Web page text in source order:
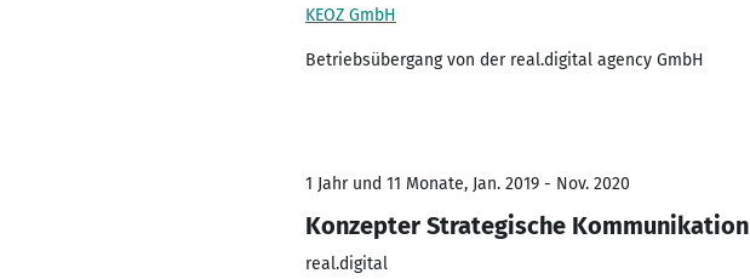
KEOZ GmbH
Betriebsübergang von der real.digital agency GmbH
1 Jahr und 11 Monate, Jan. 2019 - Nov. 2020
Konzepter Strategische Kommunikation
real.digital